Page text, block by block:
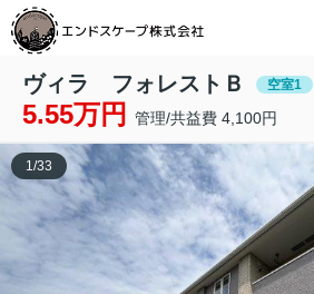
ヴィラ フォレストＢ 空室1
5.55万円 管理/共益費 4,100円
1/33